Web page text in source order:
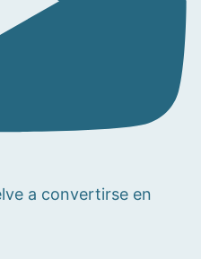
a convertirse en